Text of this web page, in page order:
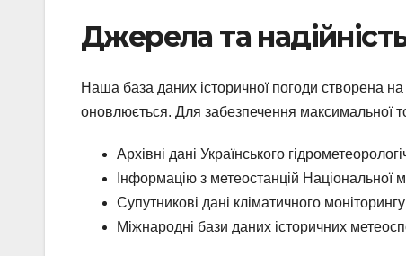
Джерела та
Наша база даних історичної погоди створена на
оновлюється. Для забезпечення максимальної
Архівні дані Українського
Інформацію з метеостанцій Національної
Супутникові дані кліматичного моніторингу
Міжнародні бази даних історичних